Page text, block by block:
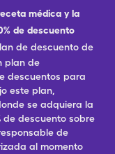
médica y la
de descuento
de descuento de
plan de
descuentos para
este plan,
se adquiera la
descuento sobre
de
al momento